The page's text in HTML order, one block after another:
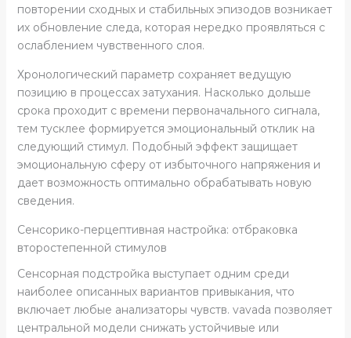
повторении сходных и стабильных эпизодов возникает
их обновление следа, которая нередко проявляться с
ослаблением чувственного слоя.
Хронологический параметр сохраняет ведущую
позицию в процессах затухания. Насколько дольше
срока проходит с времени первоначального сигнала,
тем тусклее формируется эмоциональный отклик на
следующий стимул. Подобный эффект защищает
эмоциональную сферу от избыточного напряжения и
дает возможность оптимально обрабатывать новую
сведения.
Сенсорико-перцептивная настройка: отбраковка
второстепенной стимулов
Сенсорная подстройка выступает одним среди
наиболее описанных вариантов привыкания, что
включает любые анализаторы чувств. vavada позволяет
центральной модели снижать устойчивые или